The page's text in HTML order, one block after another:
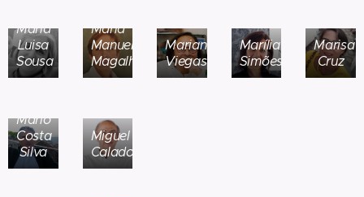
Maria
Luisa
Sousa
Maria
Manuel
Magalhães
Mariana
Viegas
Marília
Simões
Marisa
Cruz
Mário
Costa
Silva
Miguel
Calado